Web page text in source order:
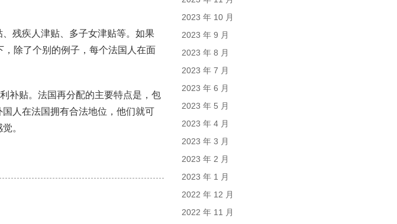
残疾人津贴、多子女津贴等。如果
除了个别的例子，每个法国人在面
补贴。法国再分配的主要特点是，包
人在法国拥有合法地位，他们就可
。
2023 年 10 月
2023 年 9 月
2023 年 8 月
2023 年 7 月
2023 年 6 月
2023 年 5 月
2023 年 4 月
2023 年 3 月
2023 年 2 月
2023 年 1 月
2022 年 12 月
2022 年 11 月